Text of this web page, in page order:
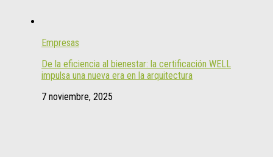
Empresas
De la eficiencia al bienestar: la certificación WELL
impulsa una nueva era en la arquitectura
7 noviembre, 2025